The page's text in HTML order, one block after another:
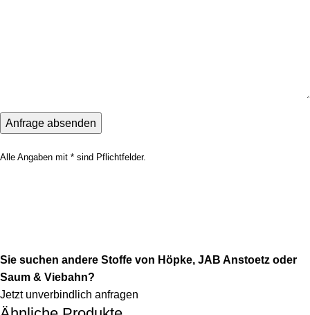
Alle Angaben mit * sind Pflichtfelder.
Sie suchen andere Stoffe von Höpke, JAB Anstoetz oder
Saum & Viebahn?
Jetzt unverbindlich anfragen